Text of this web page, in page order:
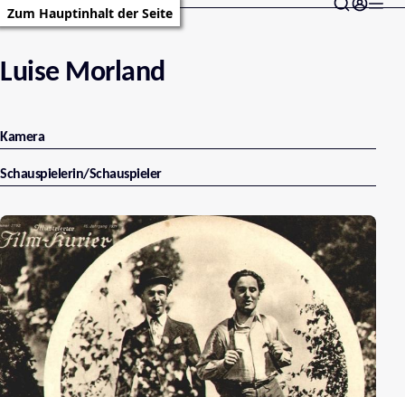
Zum Hauptinhalt der Seite
Luise Morland
Kamera
Schauspielerin/Schauspieler